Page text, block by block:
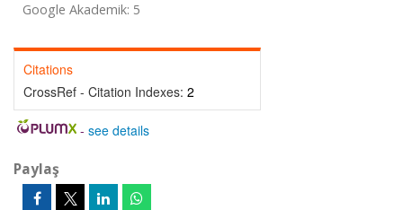
Google Akademik: 5
Citations
CrossRef - Citation Indexes: 2
- see details
Paylaş